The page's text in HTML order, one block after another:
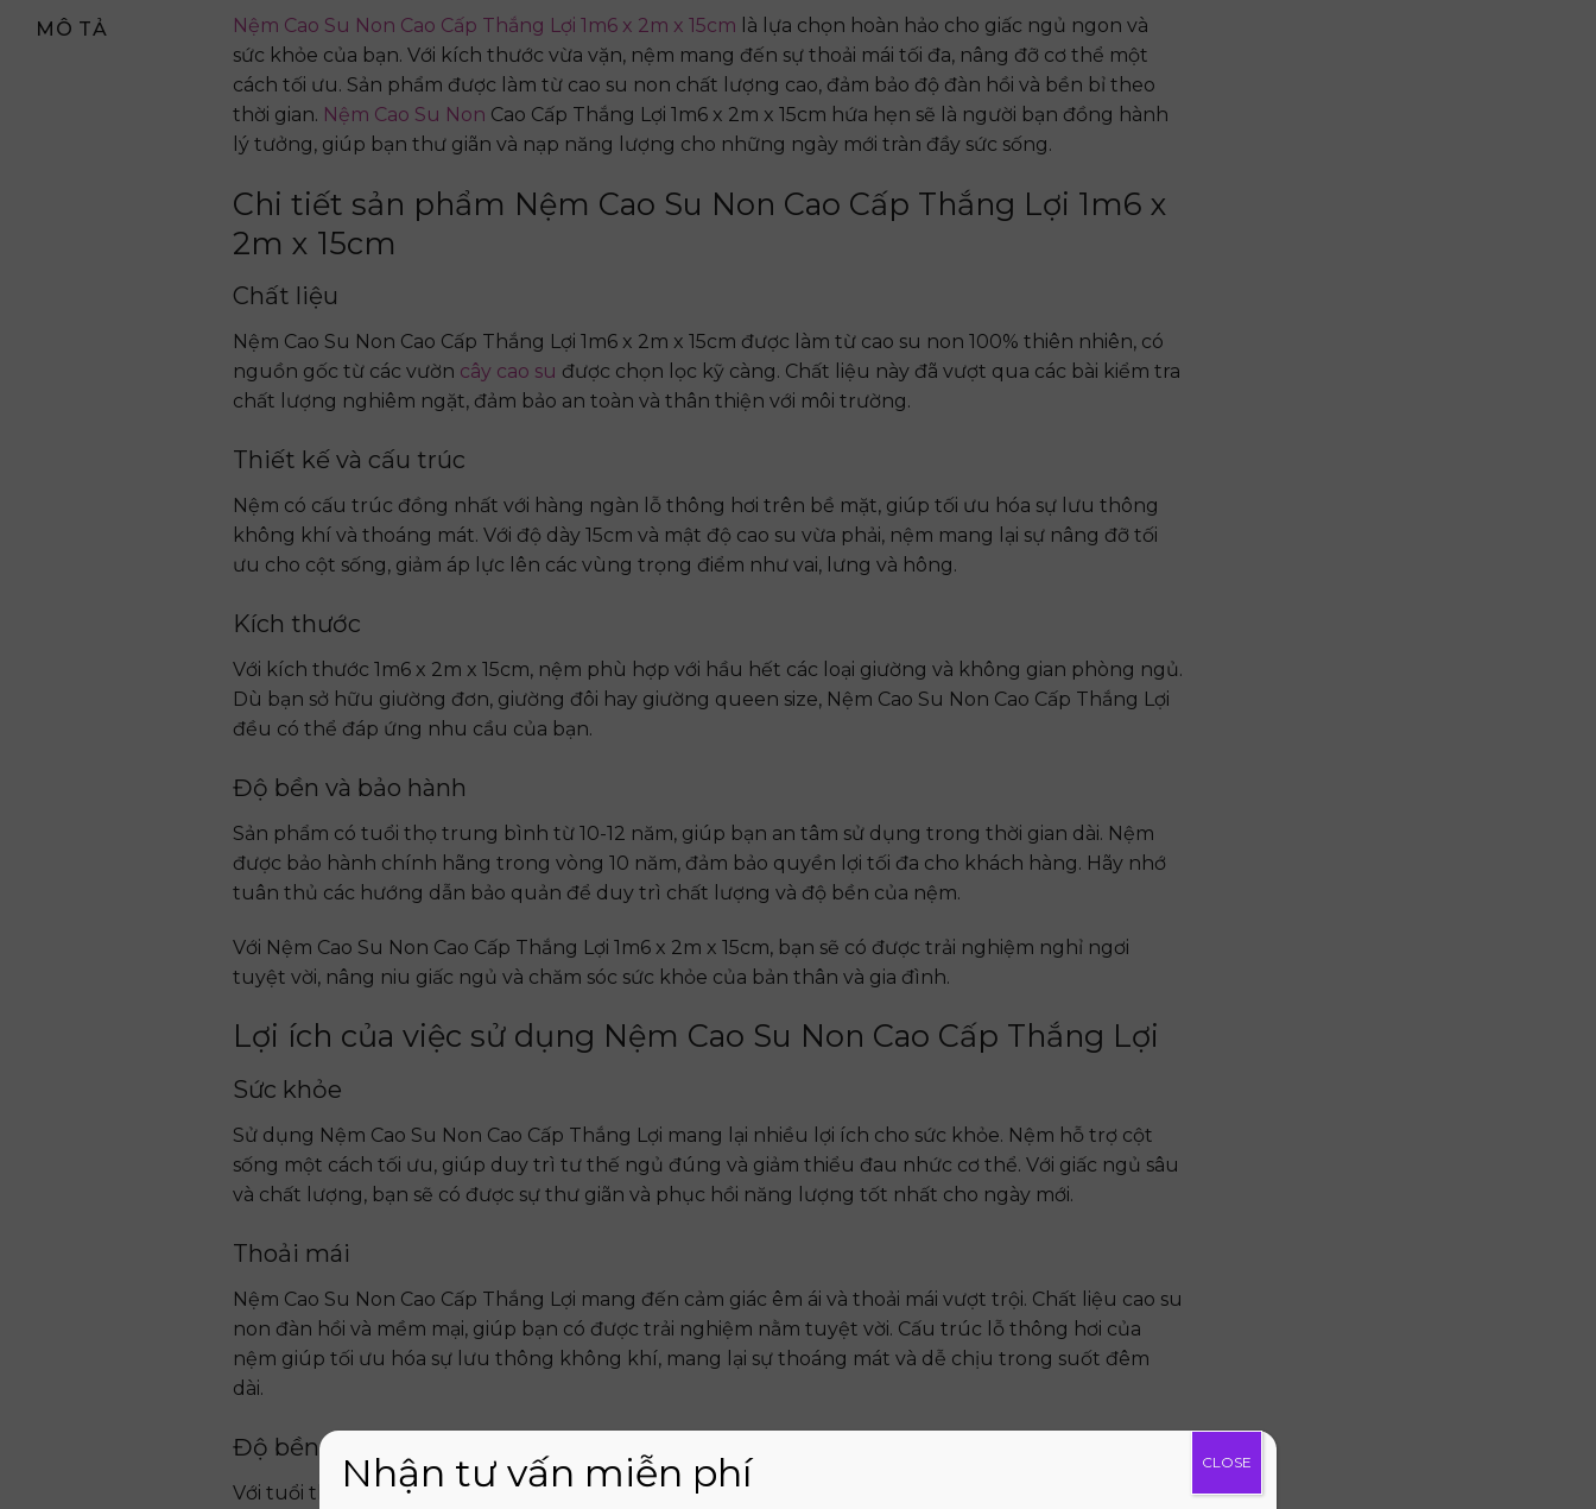
MÔ TẢ Nệm Cao Su Non Cao Cấp Thắng Lợi 1m6 x 2m x 15cm là lựa chọn hoàn hảo cho giấc ngủ ngon và
sức khỏe của bạn. Với kích thước vừa vặn, nệm mang đến sự thoải mái tối đa, nâng đỡ cơ thể một
cách tối ưu. Sản phẩm được làm từ cao su non chất lượng cao, đảm bảo độ đàn hồi và bền bỉ theo
thời gian. Nệm Cao Su Non Cao Cấp Thắng Lợi 1m6 x 2m x 15cm hứa hẹn sẽ là người bạn đồng hành
lý tưởng, giúp bạn thư giãn và nạp năng lượng cho những ngày mới tràn đầy sức sống.
Chi tiết sản phẩm Nệm Cao Su Non Cao Cấp Thắng Lợi 1m6 x
2m x 15cm
Chất liệu
Nệm Cao Su Non Cao Cấp Thắng Lợi 1m6 x 2m x 15cm được làm từ cao su non 100% thiên nhiên, có
nguồn gốc từ các vườn cây cao su được chọn lọc kỹ càng. Chất liệu này đã vượt qua các bài kiểm tra
chất lượng nghiêm ngặt, đảm bảo an toàn và thân thiện với môi trường.
Thiết kế và cấu trúc
Nệm có cấu trúc đồng nhất với hàng ngàn lỗ thông hơi trên bề mặt, giúp tối ưu hóa sự lưu thông
không khí và thoáng mát. Với độ dày 15cm và mật độ cao su vừa phải, nệm mang lại sự nâng đỡ tối
ưu cho cột sống, giảm áp lực lên các vùng trọng điểm như vai, lưng và hông.
Kích thước
Với kích thước 1m6 x 2m x 15cm, nệm phù hợp với hầu hết các loại giường và không gian phòng ngủ.
Dù bạn sở hữu giường đơn, giường đôi hay giường queen size, Nệm Cao Su Non Cao Cấp Thắng Lợi
đều có thể đáp ứng nhu cầu của bạn.
Độ bền và bảo hành
Sản phẩm có tuổi thọ trung bình từ 10-12 năm, giúp bạn an tâm sử dụng trong thời gian dài. Nệm
được bảo hành chính hãng trong vòng 10 năm, đảm bảo quyền lợi tối đa cho khách hàng. Hãy nhớ
tuân thủ các hướng dẫn bảo quản để duy trì chất lượng và độ bền của nệm.
Với Nệm Cao Su Non Cao Cấp Thắng Lợi 1m6 x 2m x 15cm, bạn sẽ có được trải nghiệm nghỉ ngơi
tuyệt vời, nâng niu giấc ngủ và chăm sóc sức khỏe của bản thân và gia đình.
Lợi ích của việc sử dụng Nệm Cao Su Non Cao Cấp Thắng Lợi
Sức khỏe
Sử dụng Nệm Cao Su Non Cao Cấp Thắng Lợi mang lại nhiều lợi ích cho sức khỏe. Nệm hỗ trợ cột
sống một cách tối ưu, giúp duy trì tư thế ngủ đúng và giảm thiểu đau nhức cơ thể. Với giấc ngủ sâu
và chất lượng, bạn sẽ có được sự thư giãn và phục hồi năng lượng tốt nhất cho ngày mới.
Thoải mái
Nệm Cao Su Non Cao Cấp Thắng Lợi mang đến cảm giác êm ái và thoải mái vượt trội. Chất liệu cao su
non đàn hồi và mềm mại, giúp bạn có được trải nghiệm nằm tuyệt vời. Cấu trúc lỗ thông hơi của
nệm giúp tối ưu hóa sự lưu thông không khí, mang lại sự thoáng mát và dễ chịu trong suốt đêm
dài.
Độ bền
Với tuổi thọ cao, Nệm Cao Su Non Cao Cấp Thắng Lợi là một khoản đầu tư đáng giá cho giấc ngủ và
Nhận tư vấn miễn phí CLOSE